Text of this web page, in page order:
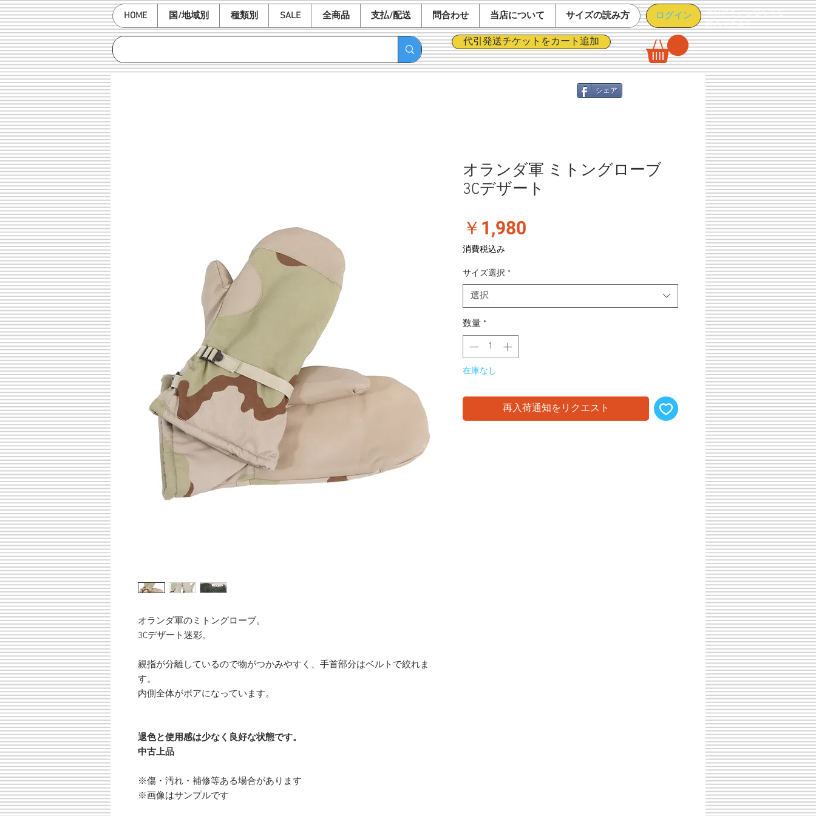
HOME 国/地域別 種類別 SALE 全商品 支払/配送 問合わせ 当店について サイズの読み方
代引発送チケットをカート追加
ログイン
※ログインしなくても
購入できます
オランダ軍のミトングローブ。
3Cデザート迷彩。
親指が分離しているので物がつかみやすく、手首部分はベルトで絞れま
す。
内側全体がボアになっています。
退色と使用感は少なく良好な状態です。
中古上品
※傷・汚れ・補修等ある場合があります
※画像はサンプルです
オランダ軍 ミトングローブ
3Cデザート
￥1,980
消費税込み
サイズ選択 *
選択
数量 *
在庫なし
再入荷通知をリクエスト
シェア